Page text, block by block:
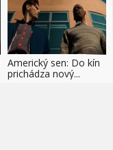
Americký sen: Do kín
prichádza nový...